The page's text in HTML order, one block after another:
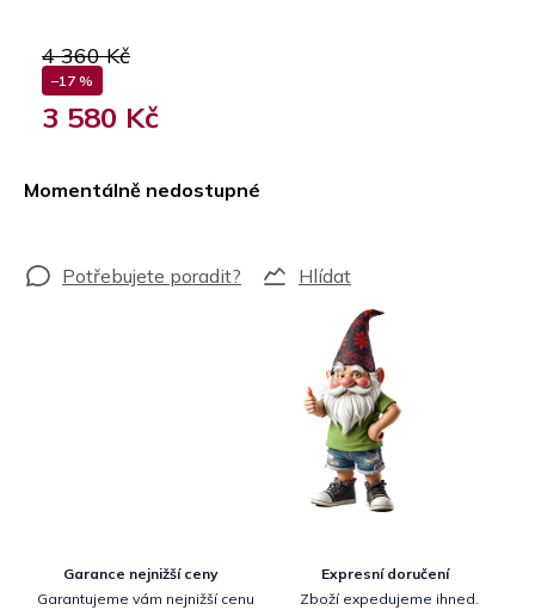
4 360 Kč
–17 %
3 580 Kč
Momentálně nedostupné
Hlídat
Garance nejnižší ceny
Garantujeme vám nejnižší cenu
Expresní doručení
Zboží expedujeme ihned.